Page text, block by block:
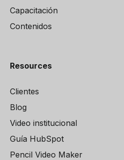
Capacitación
Contenidos
Resources
Clientes
Blog
Video institucional
Guía HubSpot
Pencil Video Maker